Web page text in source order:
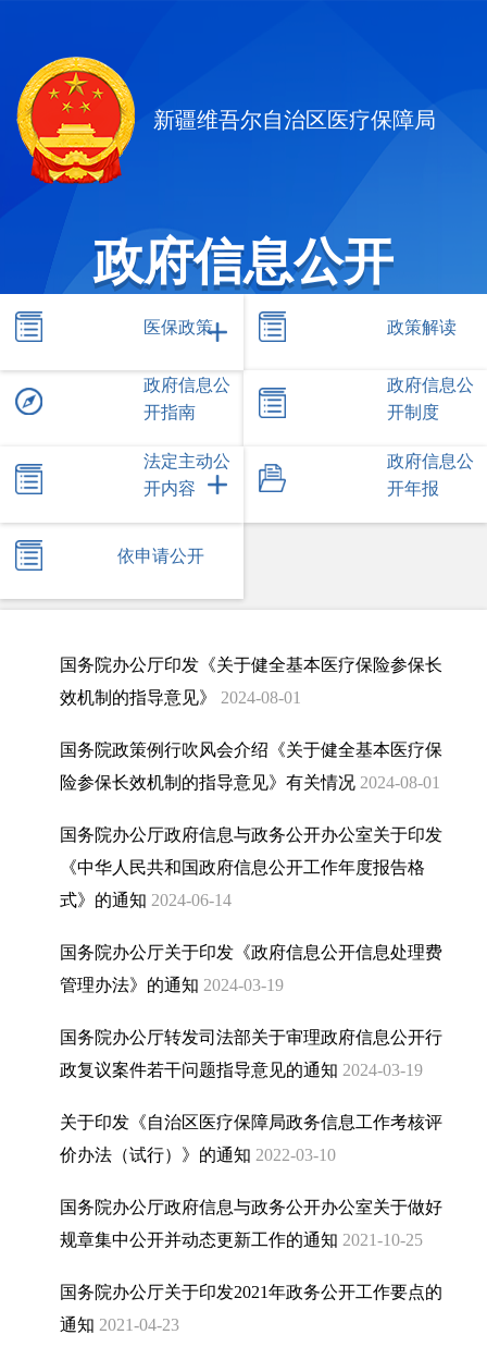
新疆维吾尔自治区医疗保障局
政府信息公开
医保政策 政策解读
政府信息公
开指南
政府信息公
开制度
法定主动公
开内容
政府信息公
开年报
依申请公开
国务院办公厅印发《关于健全基本医疗保险参保长
效机制的指导意见》
2024-08-01
国务院政策例行吹风会介绍《关于健全基本医疗保
险参保长效机制的指导意见》有关情况 2024-08-01
国务院办公厅政府信息与政务公开办公室关于印发
《中华人民共和国政府信息公开工作年度报告格
式》的通知 2024-06-14
国务院办公厅关于印发《政府信息公开信息处理费
管理办法》的通知 2024-03-19
国务院办公厅转发司法部关于审理政府信息公开行
政复议案件若干问题指导意见的通知 2024-03-19
关于印发《自治区医疗保障局政务信息工作考核评
价办法（试行）》的通知 2022-03-10
国务院办公厅政府信息与政务公开办公室关于做好
规章集中公开并动态更新工作的通知 2021-10-25
国务院办公厅关于印发2021年政务公开工作要点的
通知 2021-04-23